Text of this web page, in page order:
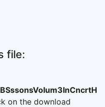
file:
on the download